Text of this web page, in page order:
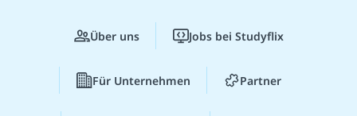
Über uns Jobs bei Studyflix
Für Unternehmen Partner